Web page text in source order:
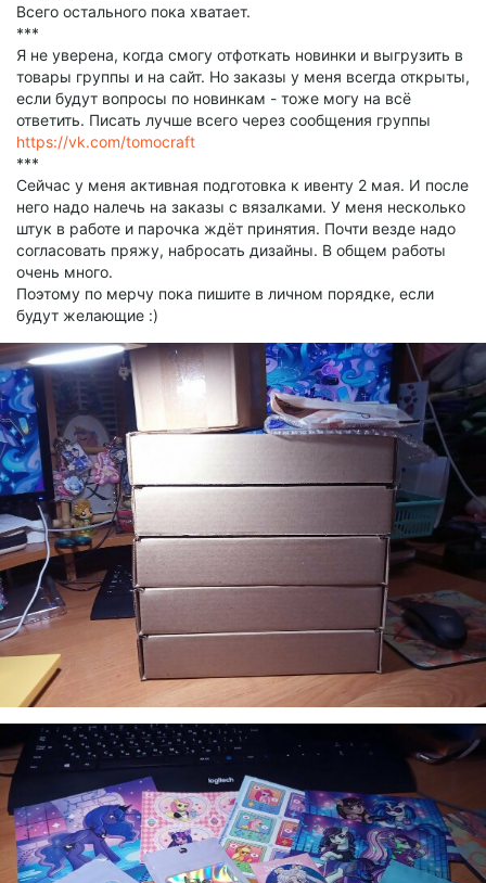
Всего остального пока хватает.
***
Я не уверена, когда смогу отфоткать новинки и выгрузить в
товары группы и на сайт. Но заказы у меня всегда открыты,
если будут вопросы по новинкам - тоже могу на всё
ответить. Писать лучше всего через сообщения группы
https://vk.com/tomocraft
***
Сейчас у меня активная подготовка к ивенту 2 мая. И после
него надо налечь на заказы с вязалками. У меня несколько
штук в работе и парочка ждёт принятия. Почти везде надо
согласовать пряжу, набросать дизайны. В общем работы
очень много.
Поэтому по мерчу пока пишите в личном порядке, если
будут желающие :)